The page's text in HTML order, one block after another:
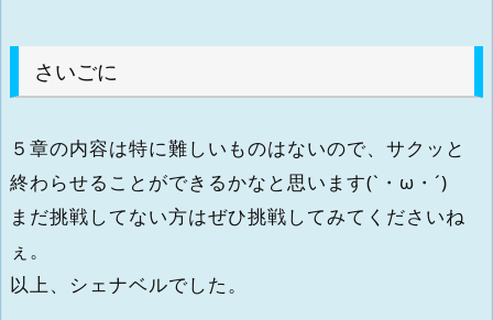
さいごに
５章の内容は特に難しいものはないので、サクッと
終わらせることができるかなと思います(`・ω・´)
まだ挑戦してない方はぜひ挑戦してみてくださいね
ぇ。
以上、シェナベルでした。